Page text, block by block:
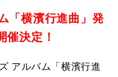
「横濱行進曲」発
催決定！
アルバム「横濱行進